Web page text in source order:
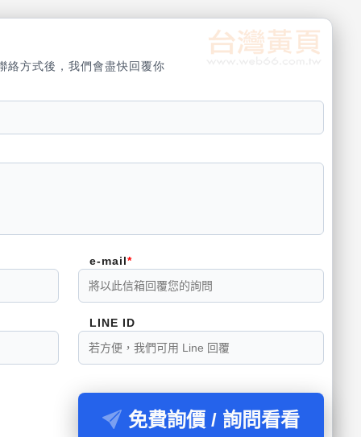
絡方式後，我們會盡快回覆你
e-mail
LINE ID
免費詢價 / 詢問看看